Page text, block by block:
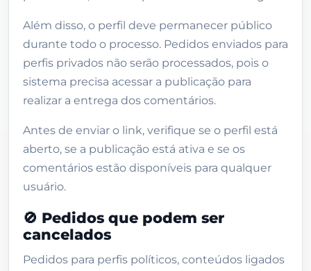
Produtos relacionados
Além disso, o perfil deve permanecer público
durante todo o processo. Pedidos enviados para
perfis privados não serão processados, pois o
sistema precisa acessar a publicação para
realizar a entrega dos comentários.
Antes de enviar o link, verifique se o perfil está
aberto, se a publicação está ativa e se os
comentários estão disponíveis para qualquer
usuário.
🚫 Pedidos que podem ser
cancelados
Pedidos para perfis políticos, conteúdos ligados